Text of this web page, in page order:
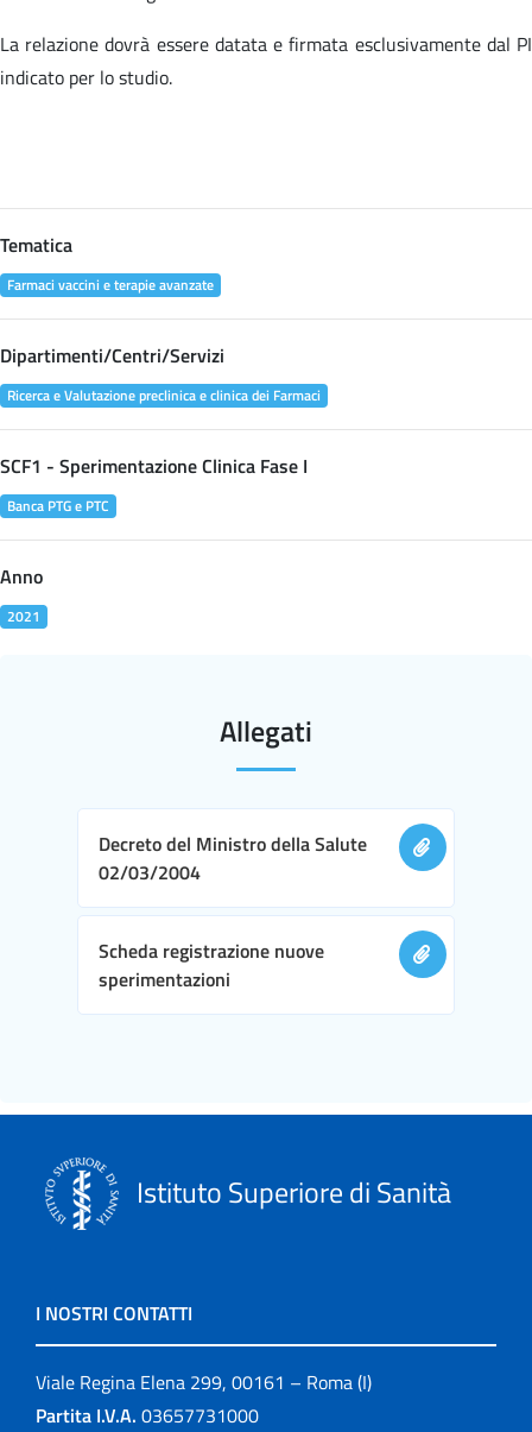
La relazione dovrà essere datata e firmata esclusivamente dal PI
indicato per lo studio.
Tematica
Farmaci vaccini e terapie avanzate
Dipartimenti/Centri/Servizi
Ricerca e Valutazione preclinica e clinica dei Farmaci
SCF1 - Sperimentazione Clinica Fase I
Banca PTG e PTC
Anno
2021
Allegati
Decreto del Ministro della Salute
02/03/2004
Scheda registrazione nuove
sperimentazioni
Istituto Superiore di Sanità
I NOSTRI CONTATTI
Viale Regina Elena 299, 00161 – Roma (I)
Partita I.V.A. 03657731000